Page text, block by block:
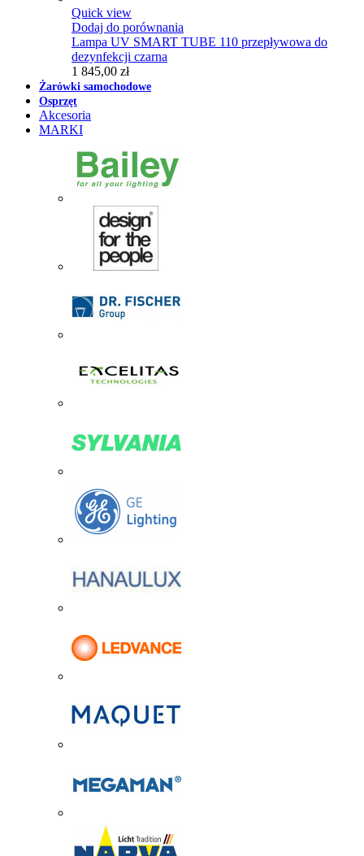
Quick view
Dodaj do porównania
Lampa UV SMART TUBE 110 przepływowa do
dezynfekcji czarna
1 845,00 zł
Żarówki samochodowe
Osprzęt
Akcesoria
MARKI